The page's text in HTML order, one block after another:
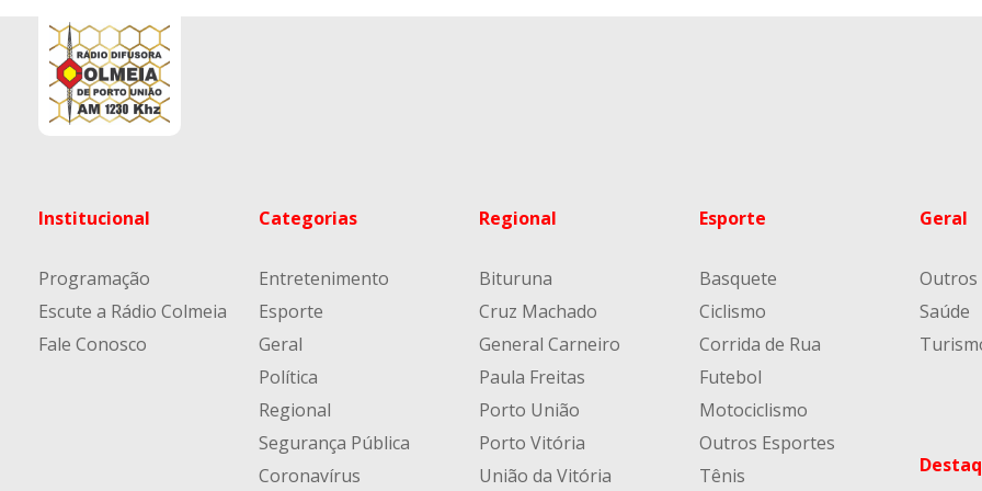
Institucional
Programação
Escute a Rádio Colmeia
Fale Conosco
Categorias
Entretenimento
Esporte
Geral
Política
Regional
Segurança Pública
Coronavírus
Regional
Bituruna
Cruz Machado
General Carneiro
Paula Freitas
Porto União
Porto Vitória
União da Vitória
Esporte
Basquete
Ciclismo
Corrida de Rua
Futebol
Motociclismo
Outros Esportes
Tênis
Geral
Outros
Saúde